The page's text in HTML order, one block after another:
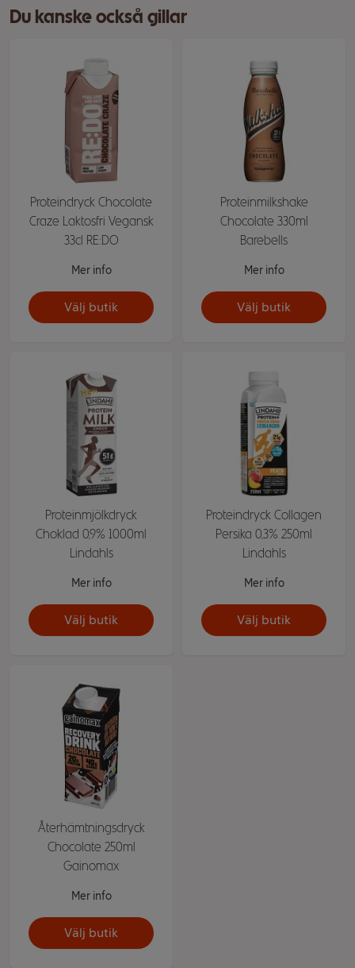
Du kanske också gillar
Proteindryck Chocolate
Craze Laktosfri Vegansk
33cl RE:DO
Mer info
Välj butik
Proteinmilkshake
Chocolate 330ml
Barebells
Mer info
Välj butik
Proteinmjölkdryck
Choklad 0,9% 1000ml
Lindahls
Mer info
Välj butik
Proteindryck Collagen
Persika 0,3% 250ml
Lindahls
Mer info
Välj butik
Återhämtningsdryck
Chocolate 250ml
Gainomax
Mer info
Välj butik